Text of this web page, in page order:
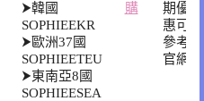
⮞韓國
SOPHIEEKR
⮞歐洲37國
SOPHIEETEU
⮞東南亞8國
SOPHIEESEA
購
期優
惠可
參考
官網